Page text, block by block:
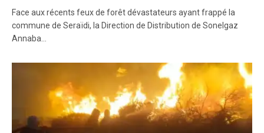
​Face aux récents feux de forêt dévastateurs ayant frappé la
commune de Seraïdi, la Direction de Distribution de Sonelgaz
Annaba…